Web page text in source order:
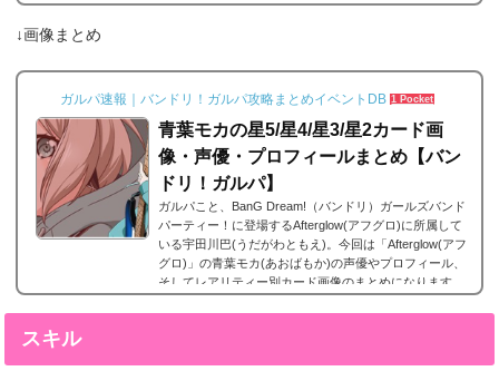
す。エピソードは各キャラクターの詳細にあり、解放す
よ...
↓画像まとめ
ガルパ速報｜バンドリ！ガルパ攻略まとめイベントDB 1 Pocket
青葉モカの星5/星4/星3/星2カード画
像・声優・プロフィールまとめ【バン
ドリ！ガルパ】
ガルパこと、BanG Dream!（バンドリ）ガールズバンド
パーティー！に登場するAfterglow(アフグロ)に所属して
いる宇田川巴(うだがわともえ)。今回は「Afterglow(アフ
グロ)」の青葉モカ(あおばもか)の声優やプロフィール、
そしてレアリティー別カード画像のまとめになります。
スキル